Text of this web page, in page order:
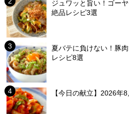
ジュワッと旨い！ゴー
絶品レシピ3選
夏バテに負けない！豚
レシピ8選
【今日の献立】2026年